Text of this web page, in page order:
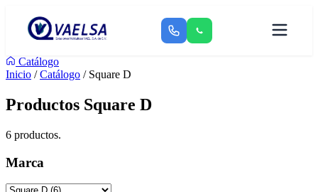
Catálogo
Inicio /Catálogo / Square D
Productos Square D
6 productos.
Marca